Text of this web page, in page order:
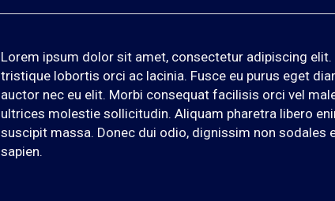
Lorem ipsum dolor sit amet, consectetur adipiscing elit.
tristique lobortis orci ac lacinia. Fusce eu purus eget
auctor nec eu elit. Morbi consequat facilisis orci vel
ultrices molestie sollicitudin. Aliquam pharetra libero
suscipit massa. Donec dui odio, dignissim non sodales
sapien.